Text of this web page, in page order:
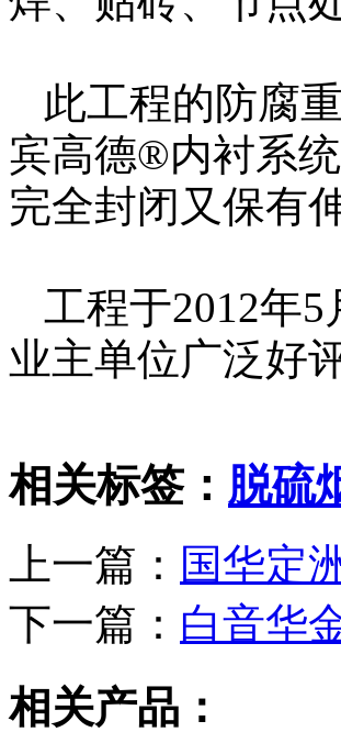
此工程的防腐
宾高德®内衬系
完全封闭又保有
工程于2012年
业主单位广泛好评
相关标签： 脱硫
上一篇： 国华定
下一篇： 白音华
相关产品：